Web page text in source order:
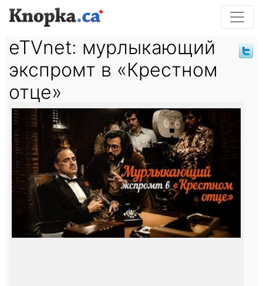
eTVnet: мурлыкающий
экспромт в «Крестном
отце»